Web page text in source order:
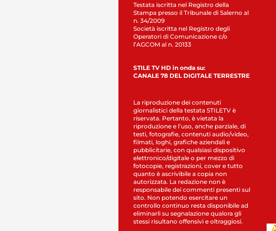
Testata iscritta nel Registro della
Stampa presso il Tribunale di Salerno al
n. 34/2009
Società iscritta nel Registro degli
Operatori di Comunicazione c/o
l’AGCOM al n. 20133
STILE TV HD in onda su:
CANALE 78 DEL DIGITALE TERRESTRE
La riproduzione dei contenuti
giornalistici della testata STILETV è
riservata. Pertanto, è vietata la
riproduzione e l’uso, anche parziale, di
testi, fotografie, contenuti audio/video,
filmati, loghi, grafiche aziendali e
pubblicitarie, con qualsiasi dispositivo
elettronico/digitale o per mezzo di
fotocopie, registrazioni, cover e tutto
quanto è ascrivibile a copia non
autorizzata. La redazione non è
responsabile dei commenti presenti sul
sito. Non potendo esercitare un
controllo continuo resta disponibile ad
eliminarli su segnalazione qualora gli
stessi risultano offensivi e oltraggiosi.